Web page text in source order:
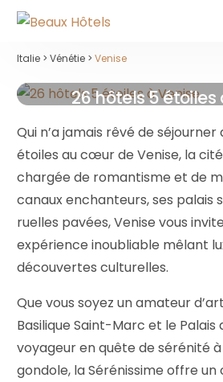
Italie > Vénétie >Venise
26 hôtels 5 étoiles
Qui n’a jamais rêvé de
étoiles au cœur de Venise, la
chargée de romantisme et de
canaux enchanteurs, ses palais
ruelles pavées, Venise vous
expérience inoubliable mêlant
découvertes culturelles.
Que vous soyez un amateur
Basilique Saint-Marc et le Palais
voyageur en quête de sérénité à
gondole, la Sérénissime offre un